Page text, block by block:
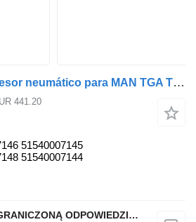
51540007149 compresor neumático para MAN TGA TGX TGS cabeza tractora
441.20
51540007145
51540007144
QINDITO SPÓŁKA Z OGRANICZONĄ ODPOWIEDZIALNOŚCIĄ